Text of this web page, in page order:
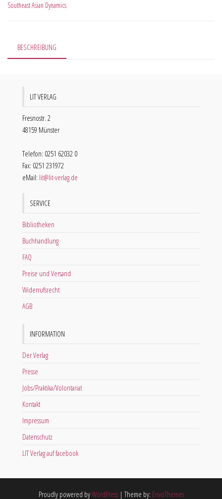
Southeast Asian Dynamics
BESCHREIBUNG
LIT VERLAG
Fresnostr. 2
48159 Münster
Telefon: 0251 62032 0
Fax: 0251 231972
eMail: lit@lit-verlag.de
SERVICE
Bibliotheken
Buchhandlung
FAQ
Preise und Versand
Widerrufsrecht
AGB
INFORMATION
Der Verlag
Presse
Jobs/Praktika/Volontariat
Kontakt
Impressum
Datenschutz
LIT Verlag auf facebook
Proudly powered byWordPress | Theme by: EnvoThemes